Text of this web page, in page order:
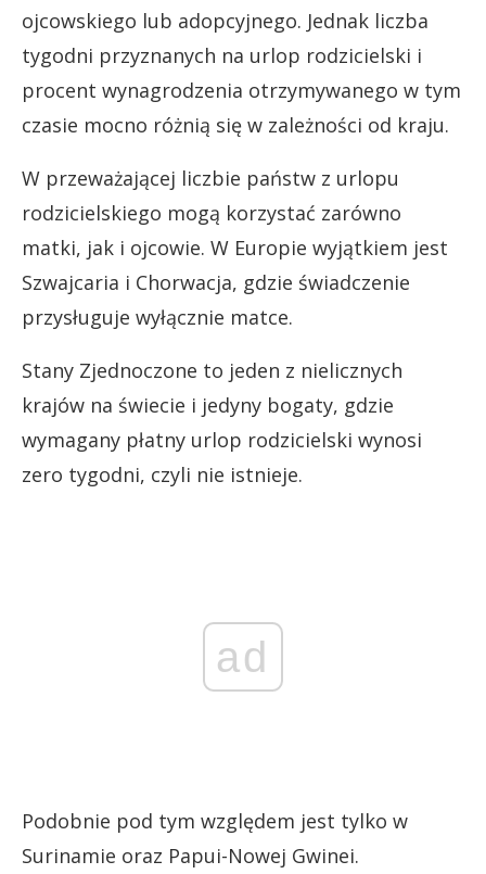
ojcowskiego lub adopcyjnego. Jednak liczba
tygodni przyznanych na urlop rodzicielski i
procent wynagrodzenia otrzymywanego w tym
czasie mocno różnią się w zależności od kraju.
W przeważającej liczbie państw z urlopu
rodzicielskiego mogą korzystać zarówno
matki, jak i ojcowie. W Europie wyjątkiem jest
Szwajcaria i Chorwacja, gdzie świadczenie
przysługuje wyłącznie matce.
Stany Zjednoczone to jeden z nielicznych
krajów na świecie i jedyny bogaty, gdzie
wymagany płatny urlop rodzicielski wynosi
zero tygodni, czyli nie istnieje.
ad
Podobnie pod tym względem jest tylko w
Surinamie oraz Papui-Nowej Gwinei.